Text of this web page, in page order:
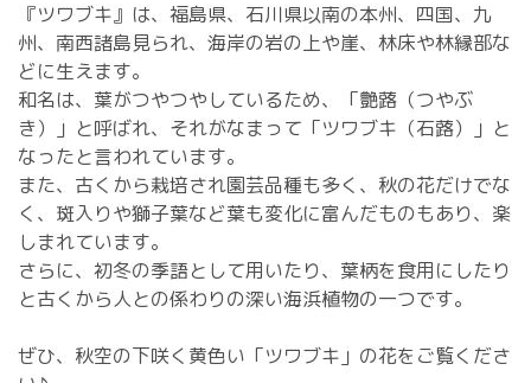
『ツワブキ』は、福島県、石川県以南の本州、四国、九
州、南西諸島見られ、海岸の岩の上や崖、林床や林縁部な
どに生えます。
和名は、葉がつやつやしているため、「艶蕗（つやぶ
き）」と呼ばれ、それがなまって「ツワブキ（石蕗）」と
なったと言われています。
また、古くから栽培され園芸品種も多く、秋の花だけでな
く、斑入りや獅子葉など葉も変化に富んだものもあり、楽
しまれています。
さらに、初冬の季語として用いたり、葉柄を食用にしたり
と古くから人との係わりの深い海浜植物の一つです。
ぜひ、秋空の下咲く黄色い「ツワブキ」の花をご覧くださ